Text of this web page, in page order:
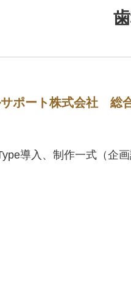
ポート株式会社 総
導入、制作一式（企